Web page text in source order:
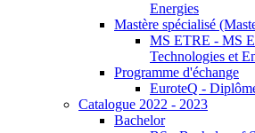
Energies
Mastère spécialisé
MS ETRE - MS
Technologies et
Programme d'échange
EuroteQ -
Catalogue 2022 - 2023
Bachelor